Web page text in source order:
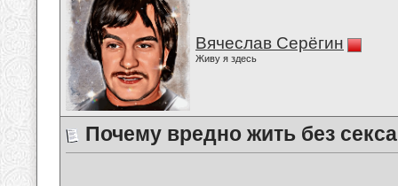
Вячеслав Серёгин
Живу я здесь
Почему вредно жить без